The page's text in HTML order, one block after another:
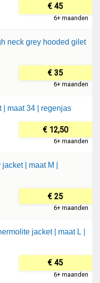
€ 45
6+ maanden
neck grey hooded gilet
€ 35
6+ maanden
| maat 34 | regenjas
€ 12,50
6+ maanden
| maat M |
€ 25
6+ maanden
jacket | maat L |
€ 45
6+ maanden